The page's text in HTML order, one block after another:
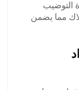
التوضيب
مما يضمن